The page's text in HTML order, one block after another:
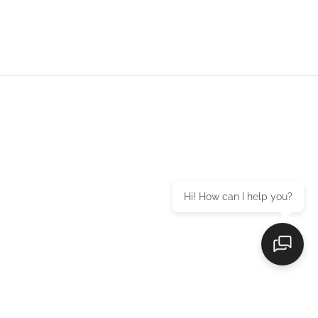
Hi! How can I help you?